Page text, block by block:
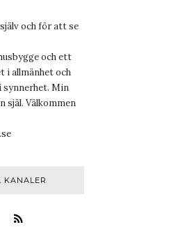
och för att se
och ett
i allmänhet och
synnerhet. Min
själ. Välkommen
KANALER